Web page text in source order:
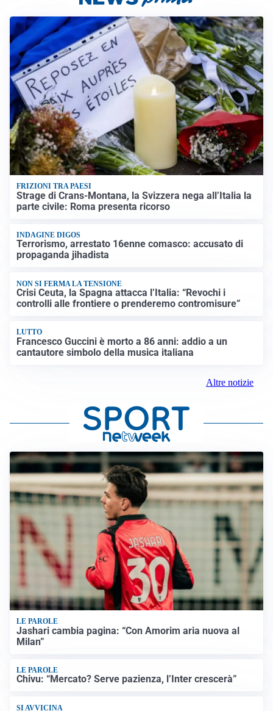
FRIZIONI TRA PAESI
Strage di Crans-Montana, la Svizzera nega all’Italia la
parte civile: Roma presenta ricorso
INDAGINE DIGOS
Terrorismo, arrestato 16enne comasco: accusato di
propaganda jihadista
NON SI FERMA LA TENSIONE
Crisi Ceuta, la Spagna attacca l’Italia: “Revochi i
controlli alle frontiere o prenderemo contromisure”
LUTTO
Francesco Guccini è morto a 86 anni: addio a un
cantautore simbolo della musica italiana
Altre notizie
LE PAROLE
Jashari cambia pagina: “Con Amorim aria nuova al
Milan”
LE PAROLE
Chivu: “Mercato? Serve pazienza, l’Inter crescerà”
SI AVVICINA